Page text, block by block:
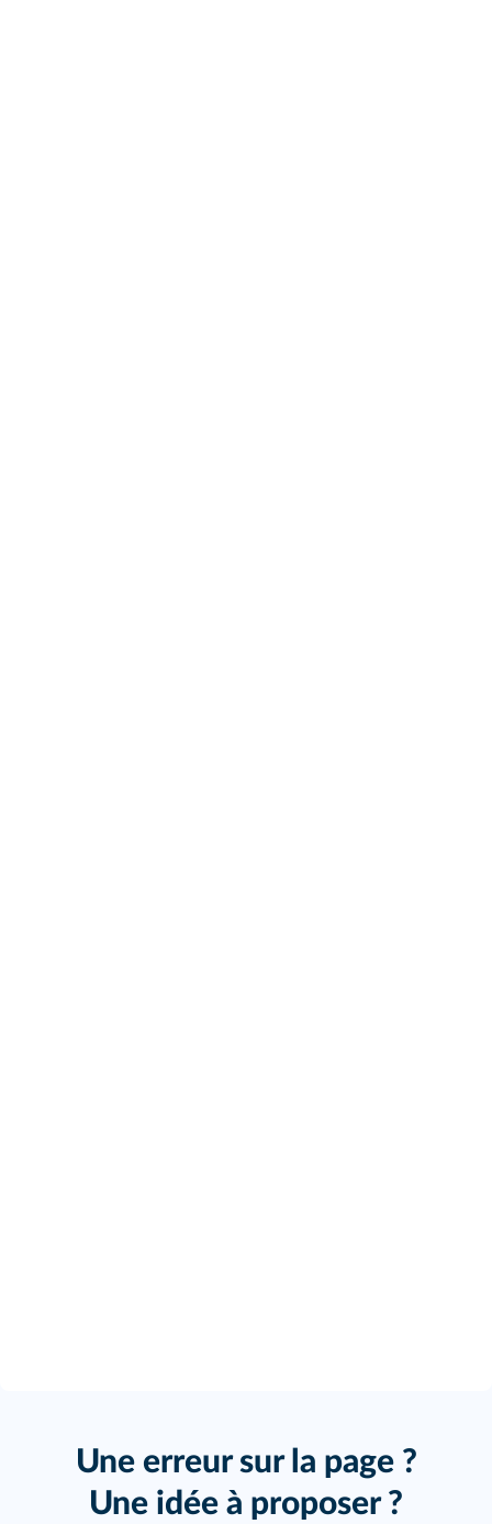
Une erreur sur la page ?
Une idée à proposer ?